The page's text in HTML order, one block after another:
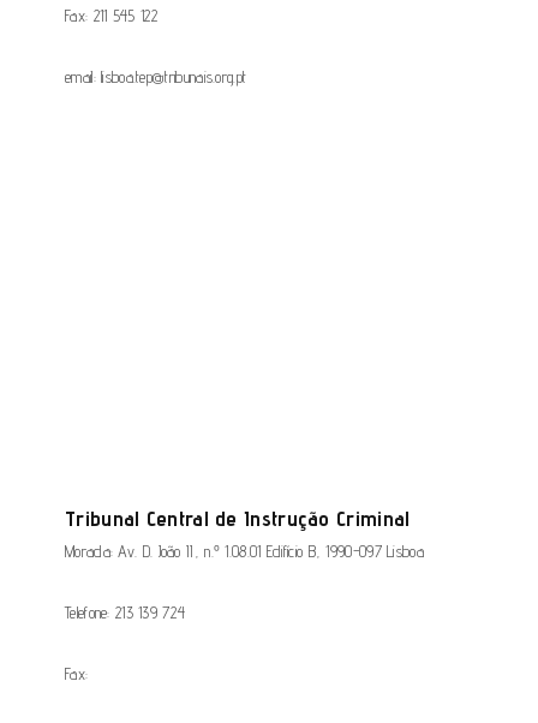
Fax: 211 545 122
email: lisboa.tep@tribunais.org.pt
Tribunal Central de Instrução Criminal
Morada: Av. D. João II, n.º 1.08.01 Edifício B, 1990-097 Lisboa
Telefone: 213 139 724
Fax: